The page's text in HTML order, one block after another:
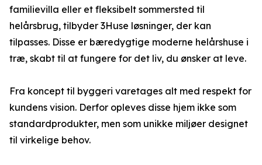
familievilla eller et fleksibelt sommersted til
helårsbrug, tilbyder 3Huse løsninger, der kan
tilpasses. Disse er bæredygtige moderne helårshuse i
træ, skabt til at fungere for det liv, du ønsker at leve.
Fra koncept til byggeri varetages alt med respekt for
kundens vision. Derfor opleves disse hjem ikke som
standardprodukter, men som unikke miljøer designet
til virkelige behov.